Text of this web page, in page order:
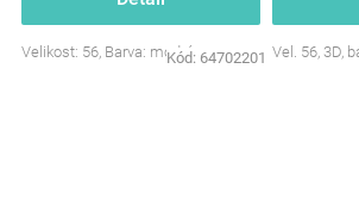
Velikost: 56, Barva: modrá
Kód: 64702201 Vel. 56, 3D,